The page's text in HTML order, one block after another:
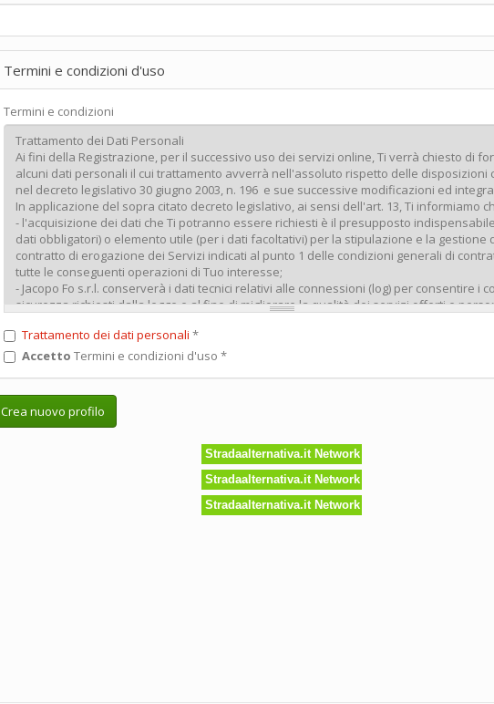
Termini e condizioni d'uso
Termini e condizioni
Trattamento dei dati personali *
Accetto Termini e condizioni d'uso *
Crea nuovo profilo
Stradaalternativa.it Network
Stradaalternativa.it Network
Stradaalternativa.it Network